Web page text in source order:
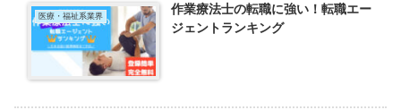
医療・福祉系業界
作業療法士の転職に強い！転職エー
ジェントランキング